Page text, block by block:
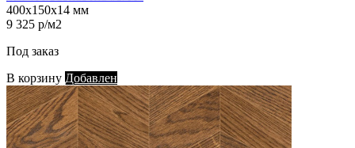
400х150х14 мм
9 325 р/м2
Под заказ
В корзину Добавлен